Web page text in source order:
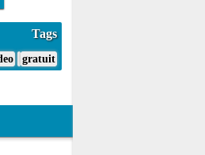
Tags
gratuit